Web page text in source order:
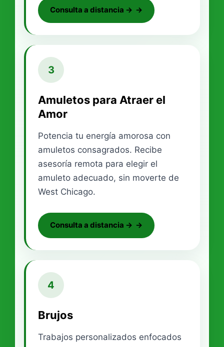
Consulta a distancia →
3
Amuletos para Atraer el
Amor
Potencia tu energía amorosa con
amuletos consagrados. Recibe
asesoría remota para elegir el
amuleto adecuado, sin moverte de
West Chicago.
Consulta a distancia →
4
Brujos
Trabajos personalizados enfocados